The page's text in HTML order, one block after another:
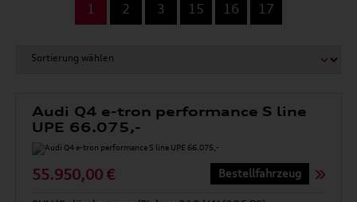
1 2 3 15 16 17
Audi Q4 e-tron performance S line
UPE 66.075,-
55.950,00 € Bestellfahrzeug